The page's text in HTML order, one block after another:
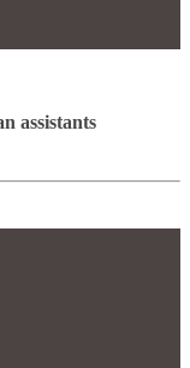
assistants